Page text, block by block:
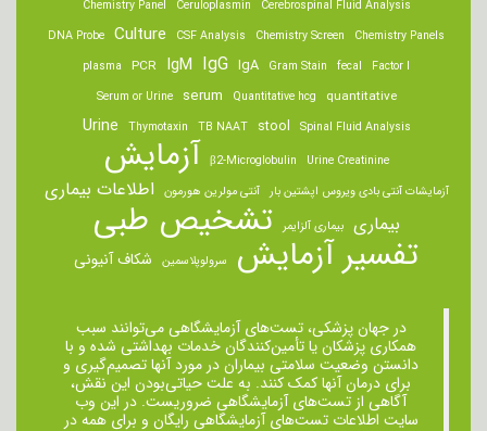
Cerebrospinal Fluid Analysis
Ceruloplasmin
Chemistry Panel
Chemistry Panels
Chemistry Screen
CSF Analysis
Culture
DNA Probe
Factor I
fecal
Gram Stain
IgA
IgG
IgM
PCR
plasma
quantitative
Quantitative hcg
serum
Serum or Urine
Spinal Fluid Analysis
stool
TB NAAT
Thymotaxin
Urine
Urine Creatinine
β2-Microglobulin آزمایش
آزمایشات آنتی بادی ویروس اپشتین بار آنتی مولرین هورمون اطلاعات بیماری
بیماری بیماری آلزایمر تشخیص طبی
تفسیر آزمایش سرولوپلاسمین شکاف آنیونی
در جهان پزشکی، تست‌های آزمایشگاهی می‌توانند سبب
همکاری پزشکان یا تأمین‌کنندگان خدمات بهداشتی شده و با
دانستن وضعیت سلامتی بیماران در مورد آنها تصمیم‌گیری و
برای درمان ‌آنها کمک کنند. به علت حیاتی‌بودن این نقش،
آگاهی از تست‌های آزمایشگاهی ضروریست. در این وب
سایت اطلاعات تست‌های آزمایشگاهی رایگان و برای همه در